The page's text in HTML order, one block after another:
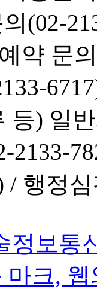
(02-
약 문
등) 일
2133-
/ 행정심